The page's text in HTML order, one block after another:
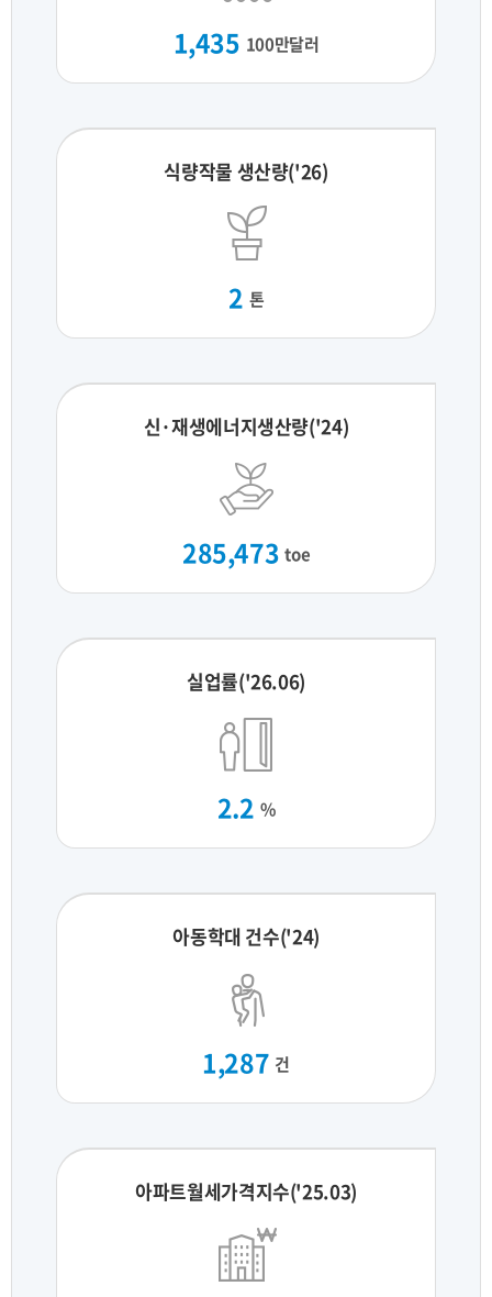
1,435 100만달러
식량작물 생산량('26)
2 톤
신·재생에너지생산량('24)
285,473 toe
실업률('26.06)
2.2 %
아동학대 건수('24)
1,287 건
아파트월세가격지수('25.03)